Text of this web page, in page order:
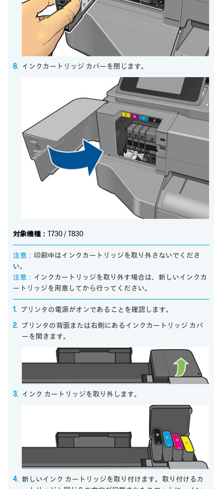
インクカートリッジ カバーを閉じます。
対象機種： T730 / T830
注意： 印刷中はインクカートリッジを取り外さないでくださ
い。
注意： インクカートリッジを取り外す場合は、新しいインクカ
ートリッジを用意してから行ってください。
プリンタの電源がオンであることを確認します。
プリンタの背面または右側にあるインクカートリッジ カバ
ーを開きます。
インク カートリッジを取り外します。
新しいインク カートリッジを取り付けます。取り付けるカ